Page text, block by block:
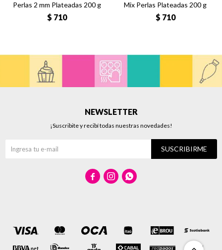
Perlas 2 mm Plateadas 200 g
$ 710
Mix Perlas Plateadas 200 g
$ 710
NEWSLETTER
¡Suscribite y recibí todas nuestras novedades!
SUSCRIBIRME
  